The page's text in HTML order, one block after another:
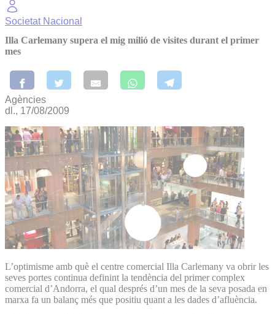
Societat Nacional
Illa Carlemany supera el mig milió de visites durant el primer
mes
Agències
dl., 17/08/2009
L’optimisme amb què el centre comercial Illa Carlemany va obrir les
seves portes continua definint la tendència del primer complex
comercial d’Andorra, el qual després d’un mes de la seva posada en
marxa fa un balanç més que positiu quant a les dades d’afluència.